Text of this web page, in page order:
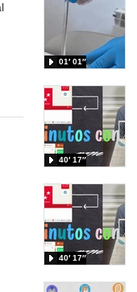
01′ 01″
40′ 17″
40′ 17″